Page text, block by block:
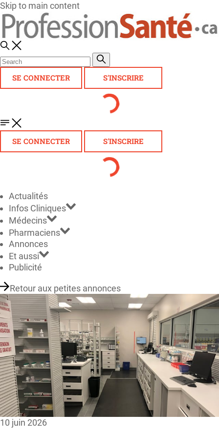
Skip to main content
SE CONNECTER S'INSCRIRE
SE CONNECTER S'INSCRIRE
Actualités
Infos Cliniques
Médecins
Pharmaciens
Annonces
Et aussi
Publicité
Retour aux petites annonces
10 juin 2026